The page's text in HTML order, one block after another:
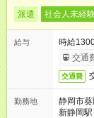
派遣 社会人未経
給与
時給
交通
交通費
勤務地
静岡市葵
新静岡駅